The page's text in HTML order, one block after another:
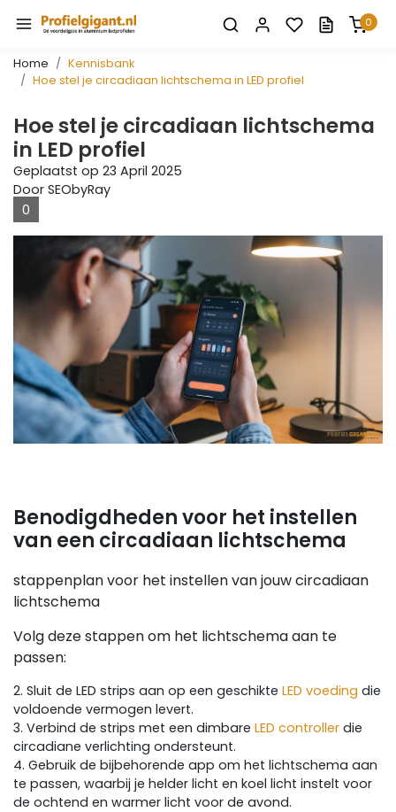
0
Home
Kennisbank
Hoe stel je circadiaan lichtschema in LED profiel
Hoe stel je circadiaan lichtschema
in LED profiel
Geplaatst op 23 April 2025
Door SEObyRay
0
Benodigdheden voor het instellen
van een circadiaan lichtschema
stappenplan voor het instellen van jouw circadiaan
lichtschema
Volg deze stappen om het lichtschema aan te
passen:
2. Sluit de LED strips aan op een geschikte LED voeding die
voldoende vermogen levert.
3. Verbind de strips met een dimbare LED controller die
circadiane verlichting ondersteunt.
4. Gebruik de bijbehorende app om het lichtschema aan
te passen, waarbij je helder licht en koel licht instelt voor
de ochtend en warmer licht voor de avond.